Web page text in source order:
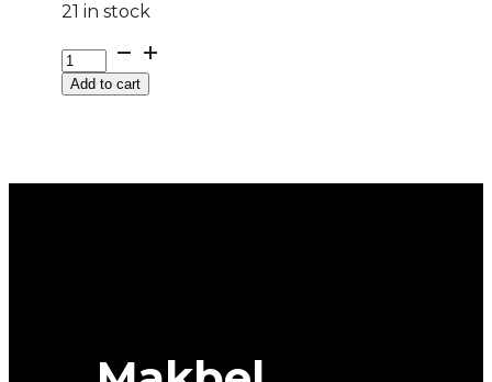
21 in stock
A225/45
R
17Add to cart